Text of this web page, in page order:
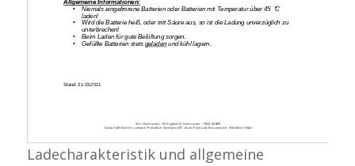
Ladecharakteristik und allgemeine